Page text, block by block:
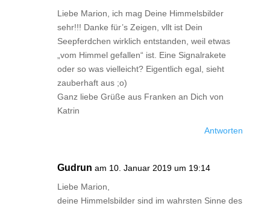
Liebe Marion, ich mag Deine Himmelsbilder
sehr!!! Danke für’s Zeigen, vllt ist Dein
Seepferdchen wirklich entstanden, weil etwas
„vom Himmel gefallen“ ist. Eine Signalrakete
oder so was vielleicht? Eigentlich egal, sieht
zauberhaft aus ;o)
Ganz liebe Grüße aus Franken an Dich von
Katrin
Antworten
Gudrun am 10. Januar 2019 um 19:14
Liebe Marion,
deine Himmelsbilder sind im wahrsten Sinne des